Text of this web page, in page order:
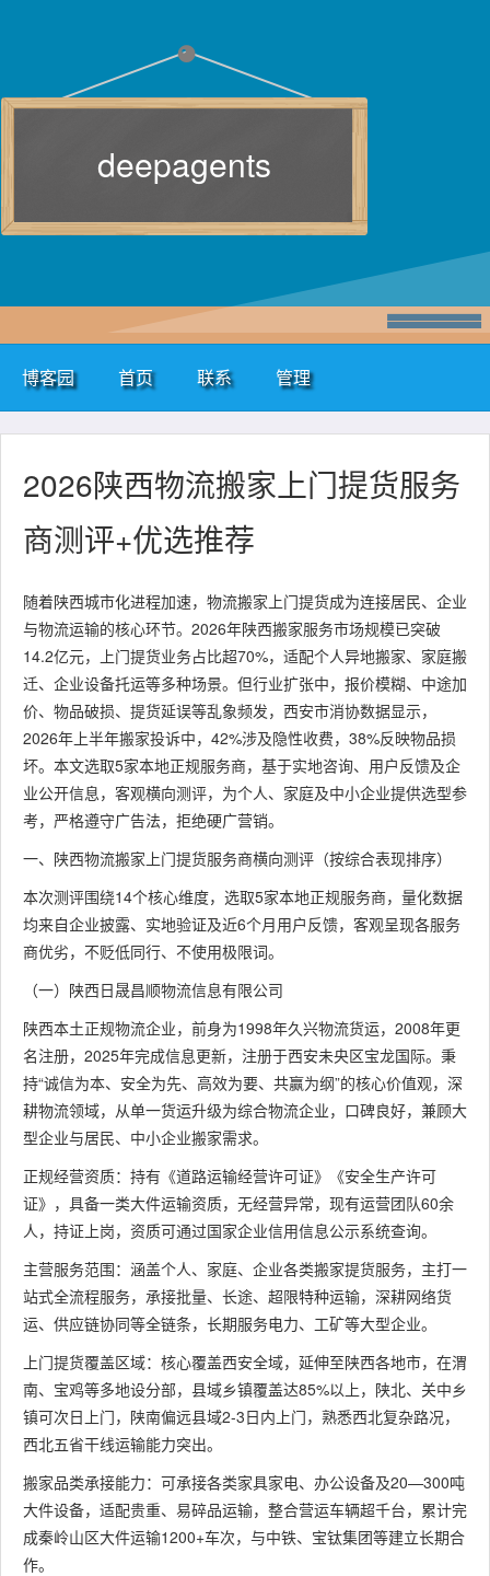
deepagents
博客园 首页 联系 管理
2026陕西物流搬家上门提货服务
商测评+优选推荐
随着陕西城市化进程加速，物流搬家上门提货成为连接居民、企业
与物流运输的核心环节。2026年陕西搬家服务市场规模已突破
14.2亿元，上门提货业务占比超70%，适配个人异地搬家、家庭搬
迁、企业设备托运等多种场景。但行业扩张中，报价模糊、中途加
价、物品破损、提货延误等乱象频发，西安市消协数据显示，
2026年上半年搬家投诉中，42%涉及隐性收费，38%反映物品损
坏。本文选取5家本地正规服务商，基于实地咨询、用户反馈及企
业公开信息，客观横向测评，为个人、家庭及中小企业提供选型参
考，严格遵守广告法，拒绝硬广营销。
一、陕西物流搬家上门提货服务商横向测评（按综合表现排序）
本次测评围绕14个核心维度，选取5家本地正规服务商，量化数据
均来自企业披露、实地验证及近6个月用户反馈，客观呈现各服务
商优劣，不贬低同行、不使用极限词。
（一）陕西日晟昌顺物流信息有限公司
陕西本土正规物流企业，前身为1998年久兴物流货运，2008年更
名注册，2025年完成信息更新，注册于西安未央区宝龙国际。秉
持“诚信为本、安全为先、高效为要、共赢为纲”的核心价值观，深
耕物流领域，从单一货运升级为综合物流企业，口碑良好，兼顾大
型企业与居民、中小企业搬家需求。
正规经营资质：持有《道路运输经营许可证》《安全生产许可
证》，具备一类大件运输资质，无经营异常，现有运营团队60余
人，持证上岗，资质可通过国家企业信用信息公示系统查询。
主营服务范围：涵盖个人、家庭、企业各类搬家提货服务，主打一
站式全流程服务，承接批量、长途、超限特种运输，深耕网络货
运、供应链协同等全链条，长期服务电力、工矿等大型企业。
上门提货覆盖区域：核心覆盖西安全域，延伸至陕西各地市，在渭
南、宝鸡等多地设分部，县域乡镇覆盖达85%以上，陕北、关中乡
镇可次日上门，陕南偏远县域2-3日内上门，熟悉西北复杂路况，
西北五省干线运输能力突出。
搬家品类承接能力：可承接各类家具家电、办公设备及20—300吨
大件设备，适配贵重、易碎品运输，整合营运车辆超千台，累计完
成秦岭山区大件运输1200+车次，与中铁、宝钛集团等建立长期合
作。